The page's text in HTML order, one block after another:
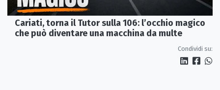
Cariati, torna il Tutor sulla 106: l’occhio magico
che può diventare una macchina da multe
Condividi su: